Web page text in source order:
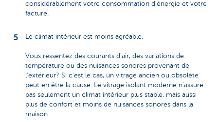
considérablement votre consommation d'énergie et votre
facture.
Le climat intérieur est moins agréable.
Vous ressentez des courants d'air, des variations de
température ou des nuisances sonores provenant de
l'extérieur? Si c'est le cas, un vitrage ancien ou obsolète
peut en être la cause. Le vitrage isolant moderne n'assure
pas seulement un climat intérieur plus stable, mais aussi
plus de confort et moins de nuisances sonores dans la
maison.